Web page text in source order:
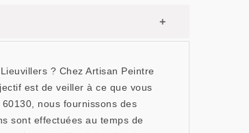
? Chez Artisan Peintre
est de veiller à ce que vous
nous fournissons des
sont effectuées au temps de